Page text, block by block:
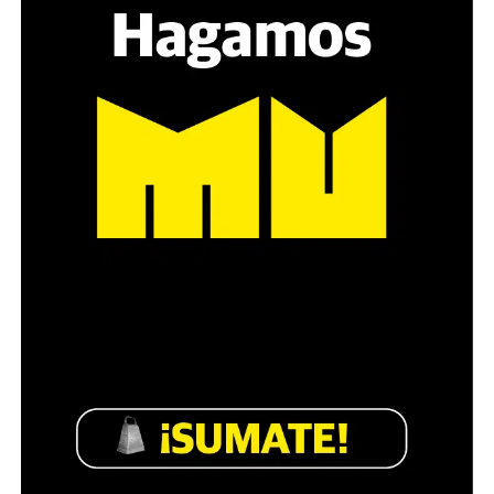
mamá de Lucía Pérez
“Estamos como el día 1”. La frase de la madre de la joven
asesinada en 2016 remite a aquel año: cuando
es a través del interrogante, que puedan encarnar la
pregunta», comparte Gonzalo, de 41 años.